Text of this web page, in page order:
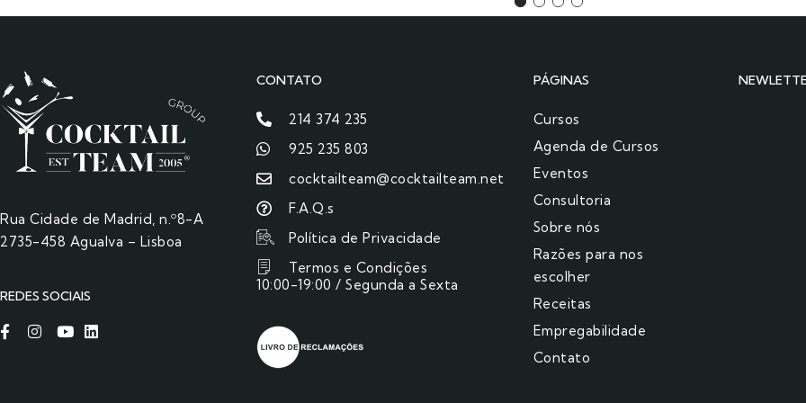
Rua Cidade de Madrid, n.º8-A
2735-458 Agualva – Lisboa
REDES SOCIAIS
CONTATO
214 374 235
925 235 803
cocktailteam@cocktailteam.net
F.A.Q.s
Política de Privacidade
Termos e Condições
10:00-19:00 / Segunda a Sexta
PÁGINAS
Cursos
Agenda de Cursos
Eventos
Consultoria
Sobre nós
Razões para nos
escolher​
Receitas
Empregabilidade
Contato